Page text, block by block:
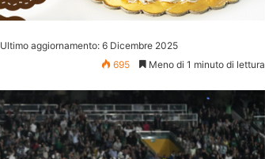
Ultimo aggiornamento: 6 Dicembre 2025
695
Meno di 1 minuto di lettura